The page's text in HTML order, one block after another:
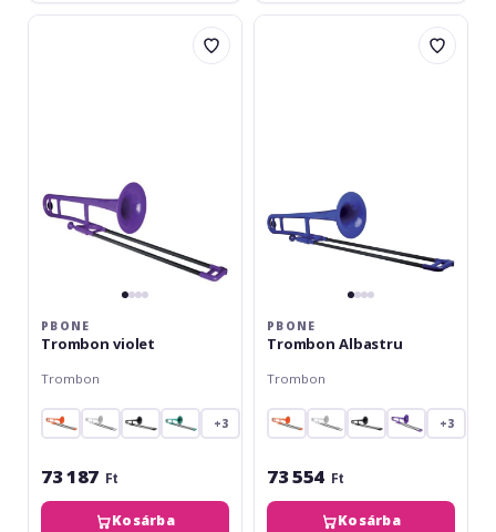
pBone
PBONE
Trombon violet
Trombon
+3
73 187 Ft
Kosárba
pBone
PBONE
Trombon Albastru
Trombon
+3
73 554 Ft
Kosárba